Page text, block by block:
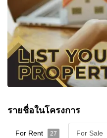
รายชื่อในโครงการ
For Rent 27 For Sale